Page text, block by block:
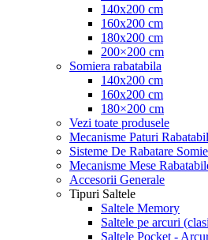
140x200 cm
160x200 cm
180x200 cm
200×200 cm
Somiera rabatabila
140x200 cm
160x200 cm
180×200 cm
Vezi toate produsele
Mecanisme Paturi
Sisteme De Rabatare
Mecanisme Mese
Accesorii Generale
Tipuri Saltele
Saltele Memory
Saltele pe arcuri
Saltele Pocket -